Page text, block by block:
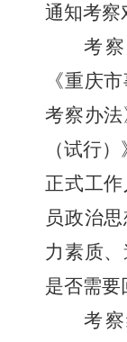
通知考察
考
《重庆
考察办
（试行
正式工
员政治
力素质、
是否需要
考